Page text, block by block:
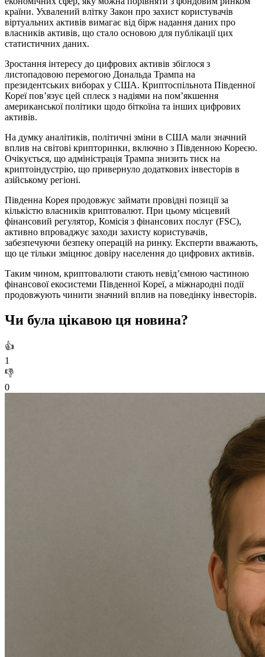
країни. Ухвалений влітку Закон про захист користувачів
віртуальних активів вимагає від бірж надання даних про
власників активів, що стало основою для публікації цих
статистичних даних.
Зростання інтересу до цифрових активів збіглося з
листопадовою перемогою Дональда Трампа на
президентських виборах у США. Криптоспільнота Південної
Кореї пов’язує цей сплеск з надіями на пом’якшення
американської політики щодо біткоїна та інших цифрових
активів.
На думку аналітиків, політичні зміни в США мали значний
вплив на світові крипторинки, включно з Південною Кореєю.
Очікується, що адміністрація Трампа знизить тиск на
криптоіндустрію, що привернуло додаткових інвесторів в
азійському регіоні.
Південна Корея продовжує займати провідні позиції за
кількістю власників криптовалют. При цьому місцевий
фінансовий регулятор, Комісія з фінансових послуг (FSC),
активно впроваджує заходи захисту користувачів,
забезпечуючи безпеку операцій на ринку. Експерти вважають,
що це тільки зміцнює довіру населення до цифрових активів.
Таким чином, криптовалюти стають невід’ємною частиною
фінансової екосистеми Південної Кореї, а міжнародні події
продовжують чинити значний вплив на поведінку інвесторів.
Чи була цікавою ця новина?
👍
1
👎
0